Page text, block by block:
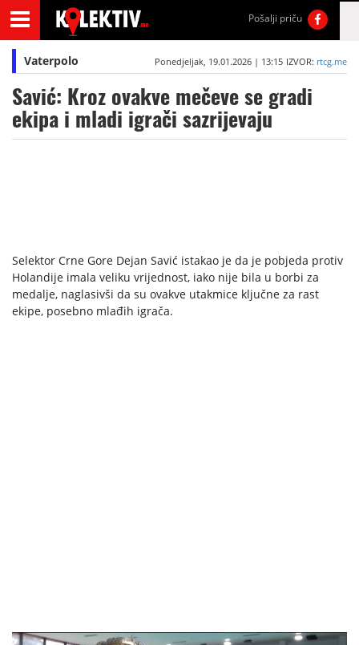
Pošalji priču
Vaterpolo Ponedjeljak, 19.01.2026 | 13:15 IZVOR: rtcg.me
Savić: Kroz ovakve mečeve se gradi
ekipa i mladi igrači sazrijevaju
Selektor Crne Gore Dejan Savić istakao je da je pobjeda protiv
Holandije imala veliku vrijednost, iako nije bila u borbi za
medalje, naglasivši da su ovakve utakmice ključne za rast
ekipe, posebno mlađih igrača.